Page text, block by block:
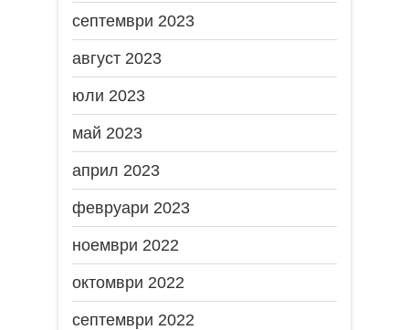
септември 2023
август 2023
юли 2023
май 2023
април 2023
февруари 2023
ноември 2022
октомври 2022
септември 2022